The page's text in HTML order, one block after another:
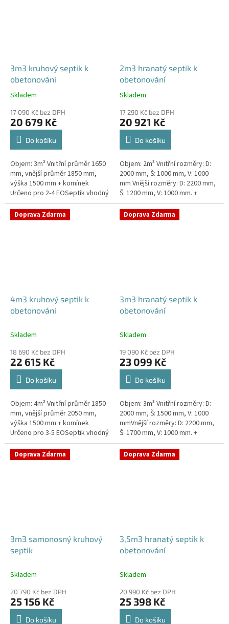
3m3 kruhový septik k
obetonování
Průměrné
produktu
je
5,0
hvězdiček.
Skladem
17 090 Kč bez DPH
20 679 Kč
Do košíku
Objem: 3m³ Vnitřní průměr 1650
mm, vnější průměr 1850 mm,
výška 1500 mm + komínek
Určeno pro 2-4 EOSeptik vhodný
pod parkovací stání,
komunikace a do jílovité...
2m3 hranatý septik k
obetonování
Průměrné
produktu
je
4,8
hvězdiček.
Skladem
17 290 Kč bez DPH
20 921 Kč
Do košíku
Objem: 2m³ Vnitřní rozměry: D:
2000 mm, Š: 1000 mm, V: 1000
mm Vnější rozměry: D: 2200 mm,
Š: 1200 mm, V: 1000 mm. +
komínek Určeno pro 1-3
EOSeptik vhodný pod
parkovací...
Doprava Zdarma
4m3 kruhový septik k
obetonování
Skladem
18 690 Kč bez DPH
22 615 Kč
Do košíku
Objem: 4m³ Vnitřní průměr 1850
mm, vnější průměr 2050 mm,
výška 1500 mm + komínek
Určeno pro 3-5 EOSeptik vhodný
pod parkovací stání,
komunikace a do jílovité
zeminyPrůměr...
Doprava Zdarma
3m3 hranatý septik k
obetonování
Skladem
19 090 Kč bez DPH
23 099 Kč
Do košíku
Objem: 3m³ Vnitřní rozměry: D:
2000 mm, Š: 1500 mm, V: 1000
mmVnější rozměry: D: 2200 mm,
Š: 1700 mm, V: 1000 mm. +
komínek Určeno pro 2-4
EOSeptik vhodný pod parkovací
stání,...
Doprava Zdarma
3m3 samonosný kruhový
septik
Skladem
20 790 Kč bez DPH
25 156 Kč
Do košíku
Doprava Zdarma
3,5m3 hranatý septik k
obetonování
Skladem
20 990 Kč bez DPH
25 398 Kč
Do košíku